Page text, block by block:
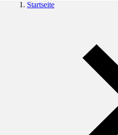
Startseite